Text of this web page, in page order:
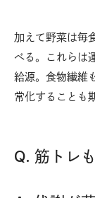
加えて野菜は毎
べる。これらは
給源。食物繊維
常化することも
Q. 筋トレ